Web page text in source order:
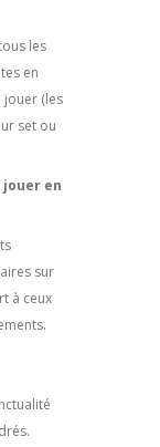
les
en
jouer (les
set ou
jouer en
sur
à ceux